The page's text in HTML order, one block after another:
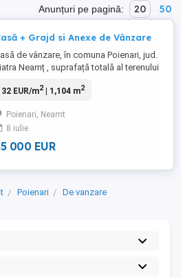
Anunțuri pe pagină: 20 50
+ Grajd si Anexe de Vânzare
de vânzare, în comuna Poienari, jud.
Neamț , suprafață totală al terenului
curentă + Canalizare si Curent electric.
mp. (construc ie din Vălătuci). Grajd cu
de 41 mp., din BCA (am
...
32 EUR/m2| 1,104 m2
Poienari, Neamt
8 iulie
000 EUR
Poienari
De vanzare